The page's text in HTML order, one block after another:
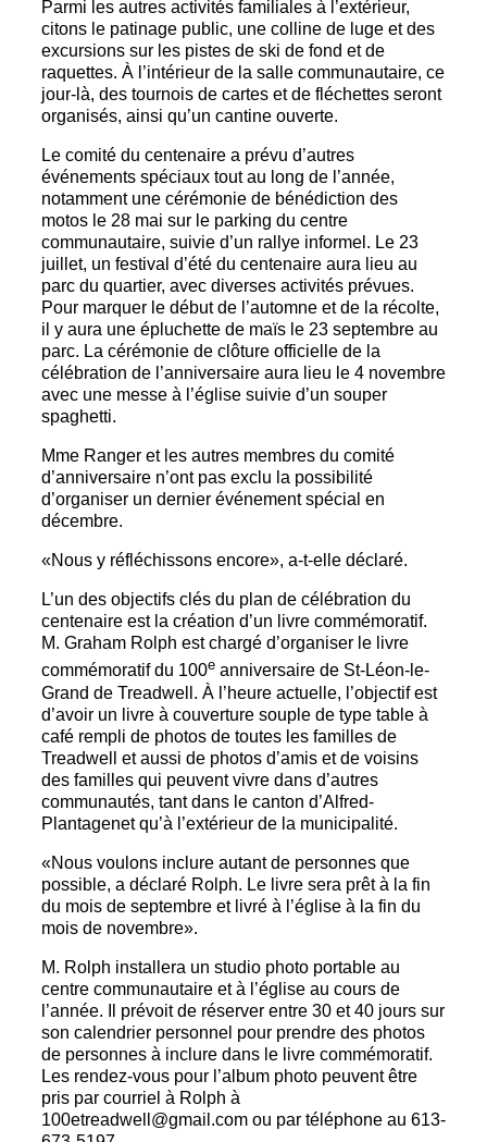
Parmi les autres activités familiales à l’extérieur,
citons le patinage public, une colline de luge et des
excursions sur les pistes de ski de fond et de
raquettes. À l’intérieur de la salle communautaire, ce
jour-là, des tournois de cartes et de fléchettes seront
organisés, ainsi qu’un cantine ouverte.
Le comité du centenaire a prévu d’autres
événements spéciaux tout au long de l’année,
notamment une cérémonie de bénédiction des
motos le 28 mai sur le parking du centre
communautaire, suivie d’un rallye informel. Le 23
juillet, un festival d’été du centenaire aura lieu au
parc du quartier, avec diverses activités prévues.
Pour marquer le début de l’automne et de la récolte,
il y aura une épluchette de maïs le 23 septembre au
parc. La cérémonie de clôture officielle de la
célébration de l’anniversaire aura lieu le 4 novembre
avec une messe à l’église suivie d’un souper
spaghetti.
Mme Ranger et les autres membres du comité
d’anniversaire n’ont pas exclu la possibilité
d’organiser un dernier événement spécial en
décembre.
«Nous y réfléchissons encore», a-t-elle déclaré.
L’un des objectifs clés du plan de célébration du
centenaire est la création d’un livre commémoratif.
M. Graham Rolph est chargé d’organiser le livre
commémoratif du 100e anniversaire de St-Léon-le-
Grand de Treadwell. À l’heure actuelle, l’objectif est
d’avoir un livre à couverture souple de type table à
café rempli de photos de toutes les familles de
Treadwell et aussi de photos d’amis et de voisins
des familles qui peuvent vivre dans d’autres
communautés, tant dans le canton d’Alfred-
Plantagenet qu’à l’extérieur de la municipalité.
«Nous voulons inclure autant de personnes que
possible, a déclaré Rolph. Le livre sera prêt à la fin
du mois de septembre et livré à l’église à la fin du
mois de novembre».
M. Rolph installera un studio photo portable au
centre communautaire et à l’église au cours de
l’année. Il prévoit de réserver entre 30 et 40 jours sur
son calendrier personnel pour prendre des photos
de personnes à inclure dans le livre commémoratif.
Les rendez-vous pour l’album photo peuvent être
pris par courriel à Rolph à
100etreadwell@gmail.com ou par téléphone au 613-